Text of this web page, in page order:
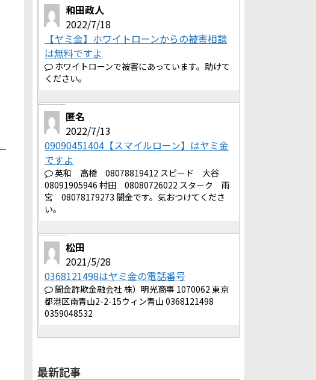
和田政人
2022/7/18
【ヤミ金】ホワイトローンからの被害相談
は無料ですよ
ホワイトローンで被害にあっています。助けて
ください。
匿名
2022/7/13
09090451404【スマイルローン】はヤミ金
ですよ
英和 高橋 08078819412 スピード 大谷
08091905946 村田 08080726022 スターク 雨
宮 08078179273 闇金です。気おつけてくださ
い。
松田
2021/5/28
0368121498はヤミ金の電話番号
闇金詐欺金融会社 株）明光商事 1070062 東京
都港区南青山2-2-15ウィン青山 0368121498
0359048532
最新記事